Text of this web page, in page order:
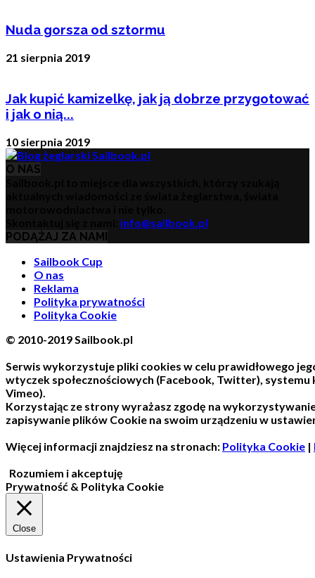
Nuda gorsza od sztormu
21 sierpnia 2019
Jak kupić kamizelkę, jak ją dobrze przygotować
i jak o nią...
10 sierpnia 2019
O NAS
info@sailbook.pl
PODĄŻAJ ZA NAMI
Sailbook Cup
O nas
Reklama
Polityka prywatności
Polityka Cookie
© 2010-2019 Sailbook.pl
Serwis wykorzystuje pliki cookies w celu prawidłowego
wtyczek społecznościowych (Facebook, Twitter),
Vimeo).
Korzystając ze strony wyrażasz zgodę na
zapisywanie plików Cookie na swoim urządzeniu w
Więcej informacji znajdziesz na stronach: Polityka Cookie |
Rozumiem i akceptuję
Prywatność & Polityka Cookie
Close
Ustawienia Prywatności